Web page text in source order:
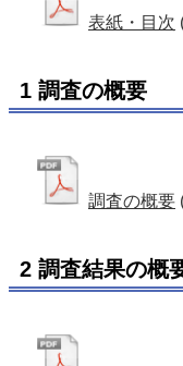
表紙・目次
1 調査の概要
調査の概要
2 調査結果の概